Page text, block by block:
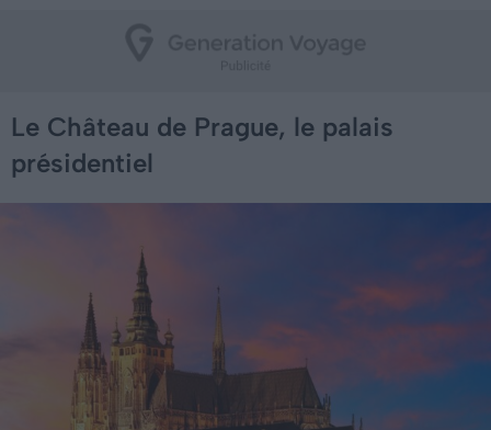
Le Château de Prague, le palais
présidentiel